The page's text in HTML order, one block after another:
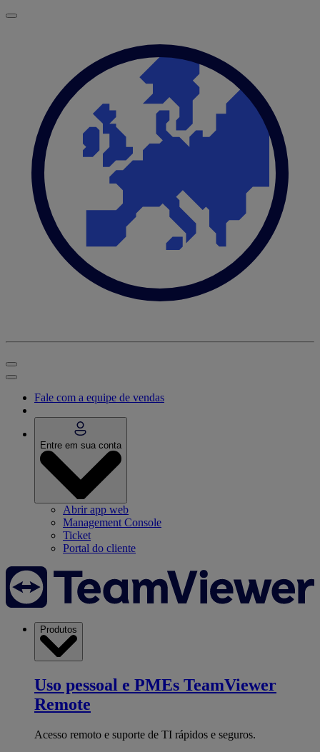
Fale com a equipe de vendas
Entre em sua conta
Abrir app web
Management Console
Ticket
Portal do cliente
Produtos
Uso pessoal e PMEs TeamViewer
Remote
Acesso remoto e suporte de TI rápidos e seguros.